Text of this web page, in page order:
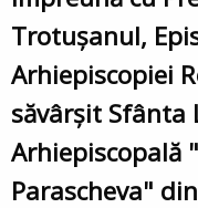
Trotușanul,
Arhiepiscopiei
săvârșit Sfânta
Arhiepiscopală
Parascheva"